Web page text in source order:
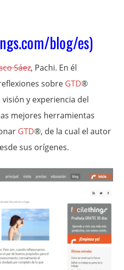
blog/es)
Sáez, Pachi. En él
sobre GTD®
y experiencia del
mejores herramientas
GTD®, de la cual el autor
sus orígenes.